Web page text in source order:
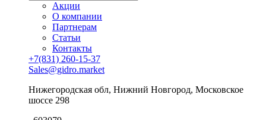
Акции
О компании
Партнерам
Статьи
Контакты
+7(831) 260-15-37
Sales@gidro.market
Нижегородская обл, Нижний Новгород, Московское
шоссе 298